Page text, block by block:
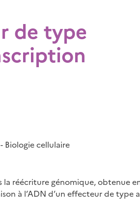
de type
Biologie cellulaire
réécriture génomique, obtenue
à l’ADN d’un effecteur de type